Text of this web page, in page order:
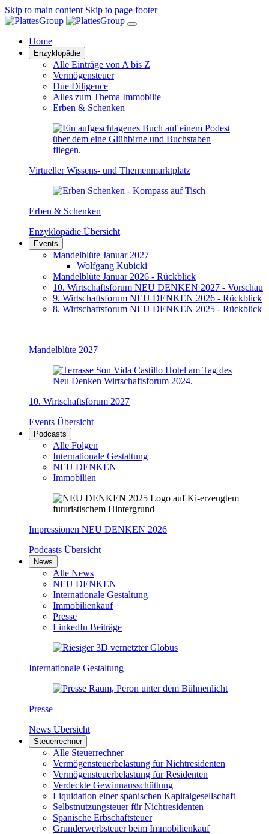
Skip to main content Skip to page footer
Home
Enzyklopädie
Alle Einträge von A bis Z
Vermögensteuer
Due Diligence
Alles zum Thema Immobilie
Erben & Schenken
Virtueller Wissens- und Themenmarktplatz
Erben & Schenken
Enzyklopädie Übersicht
Events
Mandelblüte Januar 2027
Wolfgang Kubicki
Mandelblüte Januar 2026 - Rückblick
10. Wirtschaftsforum NEU DENKEN 2027 - Vorschau
9. Wirtschaftsforum NEU DENKEN 2026 - Rückblick
8. Wirtschaftsforum NEU DENKEN 2025 - Rückblick
Mandelblüte 2027
10. Wirtschaftsforum 2027
Events Übersicht
Podcasts
Alle Folgen
Internationale Gestaltung
NEU DENKEN
Immobilien
Impressionen NEU DENKEN 2026
Podcasts Übersicht
News
Alle News
NEU DENKEN
Internationale Gestaltung
Immobilienkauf
Presse
LinkedIn Beiträge
Internationale Gestaltung
Presse
News Übersicht
Steuerrechner
Alle Steuerrechner
Vermögensteuerbelastung für Nichtresidenten
Vermögensteuerbelastung für Residenten
Verdeckte Gewinnausschüttung
Liquidation einer spanischen Kapitalgesellschaft
Selbstnutzungsteuer für Nichtresidenten
Spanische Erbschaftsteuer
Grunderwerbsteuer beim Immobilienkauf